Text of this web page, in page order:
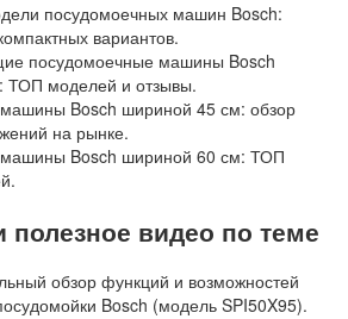
посудомоечных машин Bosch:
вариантов.
посудомоечные машины Bosch
ТОП моделей и отзывы.
Bosch шириной 45 см: обзор
на рынке.
Bosch шириной 60 см: ТОП
полезное видео по теме
обзор функций и возможностей
Bosch (модель SPI50X95).